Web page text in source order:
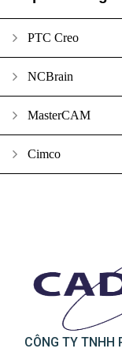
PTC Creo
NCBrain
MasterCAM
Cimco
CÔNG TY TNHH